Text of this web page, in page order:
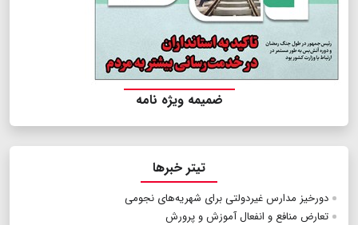
ضمیمه ویژه نامه
تیتر خبرها
دورخیز مدارس غیردولتی برای شهریه‌های نجومی
تعارض منافع و انفعال آموزش و پرورش